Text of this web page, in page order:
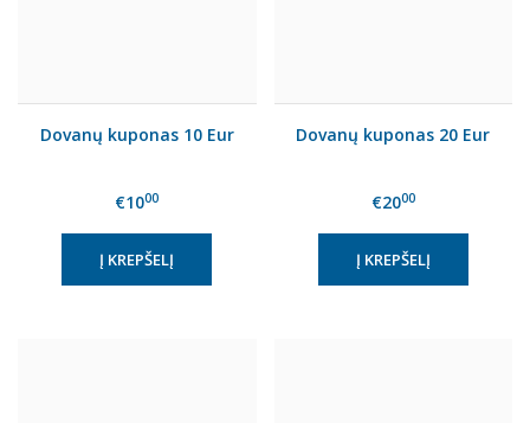
Dovanų kuponas 10 Eur
€1000
Dovanų kuponas 20 Eur
€2000